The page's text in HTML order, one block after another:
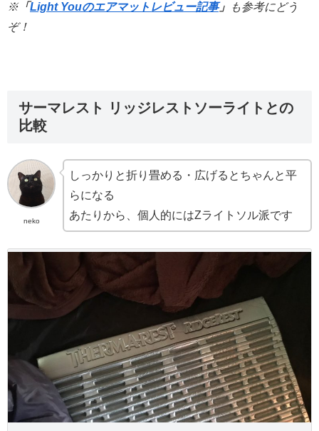
※ 「Light Youのエアマットレビュー記事」
も参考にどう
ぞ！
サーマレスト リッジレストソーライトとの
比較
neko
しっかりと折り畳める・広げるとちゃんと平
らになる
あたりから、個人的にはZライトソル派です